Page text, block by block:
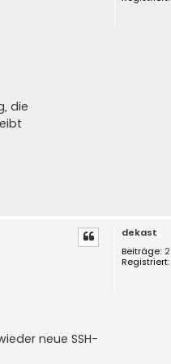
die
dekast
Beiträge: 2
Registriert:
neue SSH-